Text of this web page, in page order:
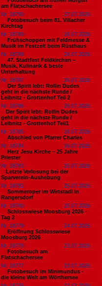
am Flatschachersee
Nr. 18790
27.07.2026
Fotobesuch beim 81. Villacher
Kirchtag
Nr. 18789
26.07.2026
Frühschoppen mit Feldmesse &
Musik im Festzelt beim Rüsthaus
Nr. 18788
26.07.2026
47. Stadtfest Feldkirchen –
Musik, Kulinarik & beste
Unterhaltung
Nr. 18787
26.07.2026
Der Spirit lebt: Rollin Dudes
geht in die nächste Runde /
Leibnitz - Grottenhof Teil 2
Nr. 18786
26.07.2026
​Der Spirit lebt: Rollin Dudes
geht in die nächste Runde /
Leibnitz - Grottenhof Teil1
Nr. 18785
26.07.2026
Abschied von Pfarrer Charles
Nr. 18784
26.07.2026
Herz Jesu Kirche – 25 Jahre
Priester
Nr. 18783
25.07.2026
​Letzte Verlosung bei der
Sparverein-Aushebung
Nr. 18782
25.07.2026
Sommeroper im Wirtstadl in
Rangersdorf
Nr. 18780
25.07.2026
Schlosswiese Moosburg 2026 -
Tag 2
Nr. 18779
24.07.2026
Eröffnung Schlosswiese
Moosburg 2026
Nr. 18778
23.07.2026
Fotobesuch am
Flatschachersee
Nr. 18777
23.07.2026
Fotobesuch im Minimundus -
die kleine Welt am Wörthersee